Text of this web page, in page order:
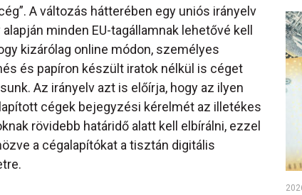
A változás hátterében egy uniós irányelv
alapján minden EU-tagállamnak lehetővé kell
kizárólag online módon, személyes
és papíron készült iratok nélkül is céget
Az irányelv azt is előírja, hogy az ilyen
cégek bejegyzési kérelmét az illetékes
rövidebb határidő alatt kell elbírálni, ezzel
a cégalapítókat a tisztán digitális